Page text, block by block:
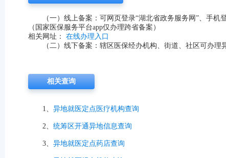
（一）线上备案：可网页登录“湖北省政务服务网”、手机
（国家医保服务平台app仅办理跨省备案）
相关网址：
在线办理入口
（二）线下备案：辖区医保经办机构、街道、社区可办理
相关查询
1、 异地就医定点医疗机构查询
2、 统筹区开通异地信息查询
3、 异地就医定点药店查询